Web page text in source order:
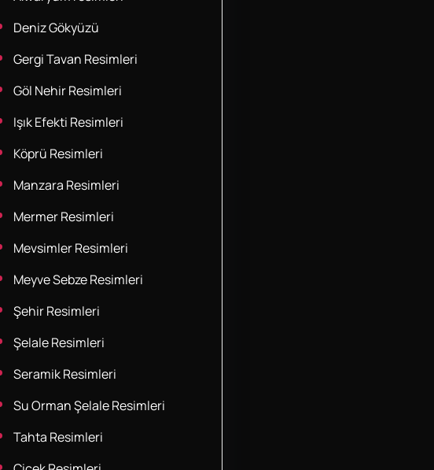
Deniz Gökyüzü
Gergi Tavan Resimleri
Göl Nehir Resimleri
Işık Efekti Resimleri
Köprü Resimleri
Manzara Resimleri
Mermer Resimleri
Mevsimler Resimleri
Meyve Sebze Resimleri
Şehir Resimleri
Şelale Resimleri
Seramik Resimleri
Su Orman Şelale Resimleri
Tahta Resimleri